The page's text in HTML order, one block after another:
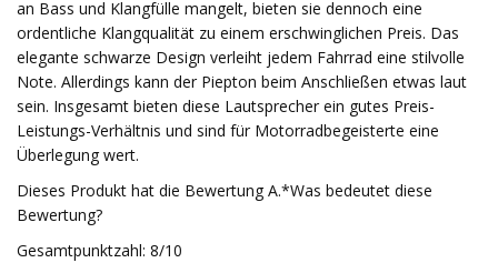
an Bass und Klangfülle mangelt, bieten sie dennoch eine
ordentliche Klangqualität zu einem erschwinglichen Preis. Das
elegante schwarze Design verleiht jedem Fahrrad eine stilvolle
Note. Allerdings kann der Piepton beim Anschließen etwas laut
sein. Insgesamt bieten diese Lautsprecher ein gutes Preis-
Leistungs-Verhältnis und sind für Motorradbegeisterte eine
Überlegung wert.
Dieses Produkt hat die Bewertung A.*Was bedeutet diese
Bewertung?
Gesamtpunktzahl: 8/10